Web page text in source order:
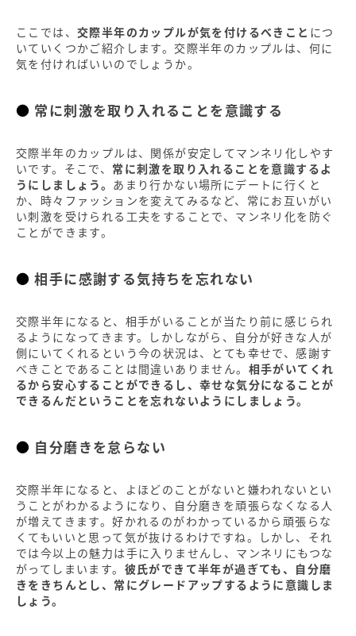
ここでは、 交際半年のカップルが気を付けるべきこと につ
いていくつかご紹介します。交際半年のカップルは、何に
気を付ければいいのでしょうか。
常に刺激を取り入れることを意識する
交際半年のカップルは、関係が安定してマンネリ化しやす
いです。そこで、 常に刺激を取り入れることを意識するよ
うにしましょう。 あまり行かない場所にデートに行くと
か、時々ファッションを変えてみるなど、常にお互いがい
い刺激を受けられる工夫をすることで、マンネリ化を防ぐ
ことができます。
相手に感謝する気持ちを忘れない
交際半年になると、相手がいることが当たり前に感じられ
るようになってきます。しかしながら、自分が好きな人が
側にいてくれるという今の状況は、とても幸せで、感謝す
べきことであることは間違いありません。 相手がいてくれ
るから安心することができるし、幸せな気分になることが
できるんだということを忘れないようにしましょう。
自分磨きを怠らない
交際半年になると、よほどのことがないと嫌われないとい
うことがわかるようになり、自分磨きを頑張らなくなる人
が増えてきます。好かれるのがわかっているから頑張らな
くてもいいと思って気が抜けるわけですね。しかし、それ
では今以上の魅力は手に入りませんし、マンネリにもつな
がってしまいます。 彼氏ができて半年が過ぎても、自分磨
きをきちんとし、常にグレードアップするように意識しま
しょう。